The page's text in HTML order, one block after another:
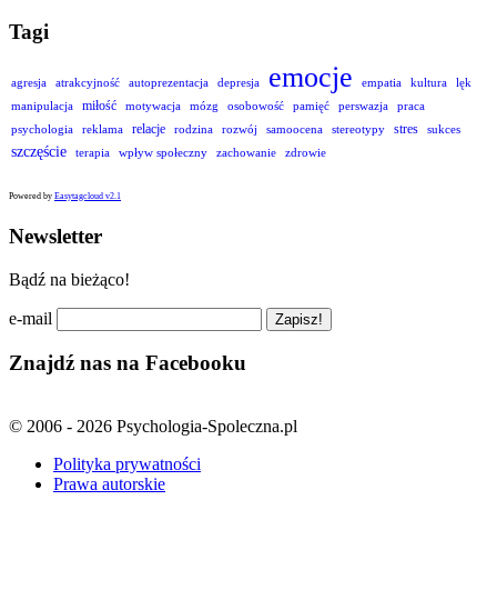
Tagi
agresja atrakcyjność autoprezentacja depresja emocje empatia kultura
lęk
manipulacja
miłość motywacja mózg osobowość pamięć perswazja
praca
psychologia
reklama relacje rodzina rozwój samoocena stereotypy stres sukces
szczęście terapia wpływ społeczny zachowanie zdrowie
Powered by Easytagcloud v2.1
Newsletter
Bądź na bieżąco!
e-mail
Znajdź nas na Facebooku
© 2006 - 2026 Psychologia-Spoleczna.pl
Polityka prywatności
Prawa autorskie